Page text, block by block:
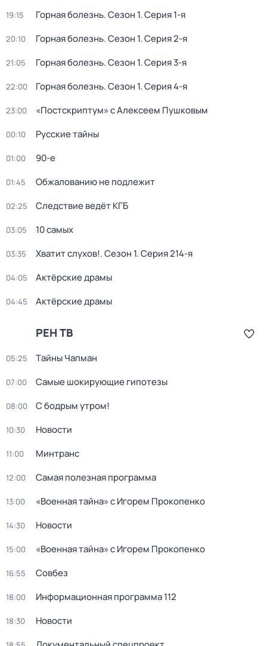
19:15 Горная болезнь. Сезон 1. Серия 1-я
20:10 Горная болезнь. Сезон 1. Серия 2-я
21:05 Горная болезнь. Сезон 1. Серия 3-я
22:00 Горная болезнь. Сезон 1. Серия 4-я
23:00 «Постскриптум» с Алексеем Пушковым
00:10 Русские тайны
01:00 90-е
01:45 Обжалованию не подлежит
02:25 Следствие ведёт КГБ
03:05 10 самых
03:35 Хватит слухов!. Сезон 1. Серия 214-я
04:05 Актёрские драмы
04:45 Актёрские драмы
РЕН ТВ
05:25 Тaйны Чапман
07:00 Самые шoкиpующие гипотезы
08:00 С бодрым утром!
10:30 Новости
11:00 Минтранс
12:00 Самая полезная программа
13:00 «Военная тайна» с Игорем Прокопенко
14:30 Новости
15:00 «Военная тайна» с Игорем Прокопенко
16:55 Совбез
18:00 Информационная программа 112
18:30 Новости